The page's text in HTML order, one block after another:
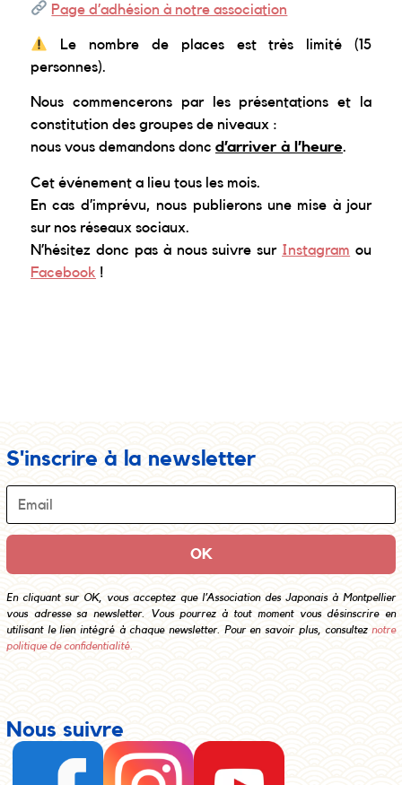
Page d’adhésion à notre association
Le nombre de places est très limité (15
personnes).
Nous commencerons par les présentations et la
constitution des groupes de niveaux :
nous vous demandons donc d’arriver à l’heure.
Cet événement a lieu tous les mois.
En cas d’imprévu, nous publierons une mise à jour
sur nos réseaux sociaux.
N’hésitez donc pas à nous suivre sur Instagram ou
Facebook !
Nous suivre
S'inscrire à la newsletter
En cliquant sur OK, vous acceptez que l’Association des Japonais à Montpellier
vous adresse sa newsletter. Vous pourrez à tout moment vous désinscrire en
utilisant le lien intégré à chaque newsletter. Pour en savoir plus, consultez notre
politique de confidentialité.